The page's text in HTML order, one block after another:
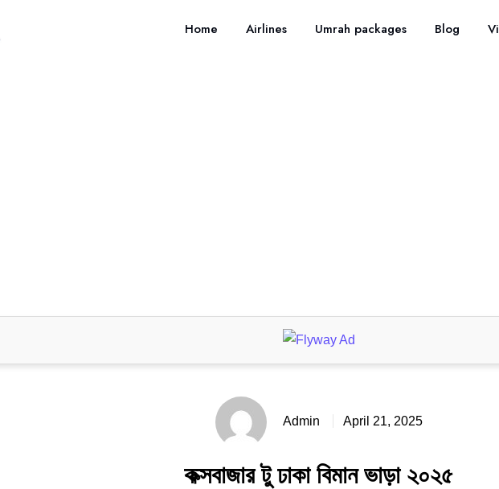
Home Airlines Umrah packages Blog
Admin April 21, 2025
কক্সবাজার টু ঢাকা বিমান ভাড়া ২০২৫